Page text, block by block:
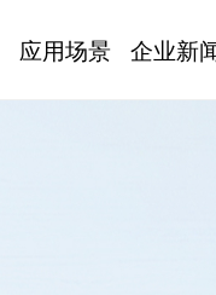
应用场景 企业新